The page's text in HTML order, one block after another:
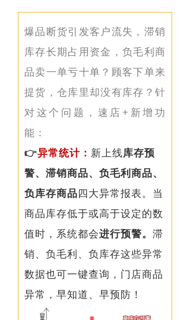
爆品断货引发客户流失，滞销
库存长期占用资金，负毛利商
品卖一单亏十单？顾客下单来
提货，仓库里却没有库存？针
对这个问题，速店+新增功
能：
👉异常统计： 新上线库存预
警、滞销商品、负毛利商品、
负库存商品四大异常报表。当
商品库存低于或高于设定的数
值时， 系统都会进行预警。 滞
销、负毛利、负库存这些异常
数据也可一键查询，门店商品
异常，早知道、早预防！